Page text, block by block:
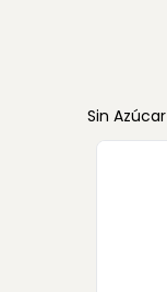
Sin